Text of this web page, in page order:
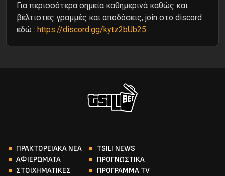
Για περισσότερα σημεία καθημερινά καθώς και
βέλτιστες γραμμές και αποδόσεις, join στο discord
εδώ : https://discord.gg/kytz2bUb25
ΠΡΑΚΤΟΡΕΙΑΚΑ ΝΕΑ
TSILI NEWS
ΑΦΙΕΡΩΜΑΤΑ
ΠΡΟΓΝΩΣΤΙΚΑ
ΣΤΟΙΧΗΜΑΤΙΚΕΣ
ΠΡΟΓΡΑΜΜΑ TV